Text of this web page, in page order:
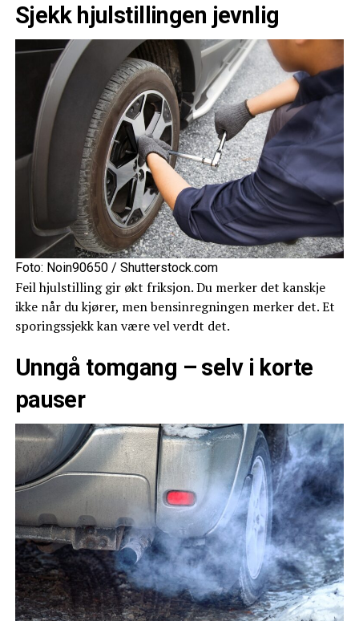
Sjekk hjulstillingen jevnlig
Foto: Noin90650 / Shutterstock.com
Feil hjulstilling gir økt friksjon. Du merker det kanskje
ikke når du kjører, men bensinregningen merker det. Et
sporingssjekk kan være vel verdt det.
Unngå tomgang – selv i korte
pauser